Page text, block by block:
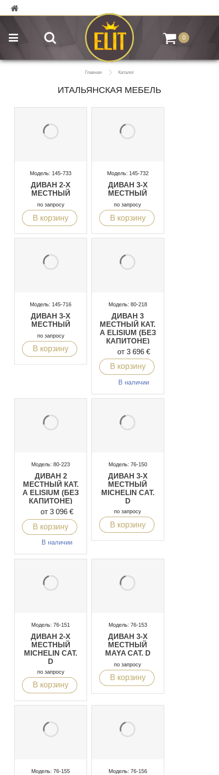
0
Главная Каталог
ИТАЛЬЯНСКАЯ МЕБЕЛЬ
Модель: 145-733
ДИВАН 2-Х
МЕСТНЫЙ
по запросу
В корзину
Модель: 145-732
ДИВАН 3-Х
МЕСТНЫЙ
по запросу
В корзину
Модель: 145-716
ДИВАН 3-Х
МЕСТНЫЙ
по запросу
В корзину
Модель: 80-218
ДИВАН 3
МЕСТНЫЙ КАТ.
А ELISIUM (БЕЗ
КАПИТОНЕ)
от 3 696 €
В корзину
В наличии
Модель: 80-223
ДИВАН 2
МЕСТНЫЙ КАТ.
А ELISIUM (БЕЗ
КАПИТОНЕ)
от 3 096 €
В корзину
В наличии
Модель: 76-150
ДИВАН 3-Х
МЕСТНЫЙ
MICHELIN CAT.
D
по запросу
В корзину
Модель: 76-151
ДИВАН 2-Х
МЕСТНЫЙ
MICHELIN CAT.
D
по запросу
В корзину
Модель: 76-153
ДИВАН 3-Х
МЕСТНЫЙ
MAYA CAT. D
по запросу
В корзину
Модель: 76-155 Модель: 76-156